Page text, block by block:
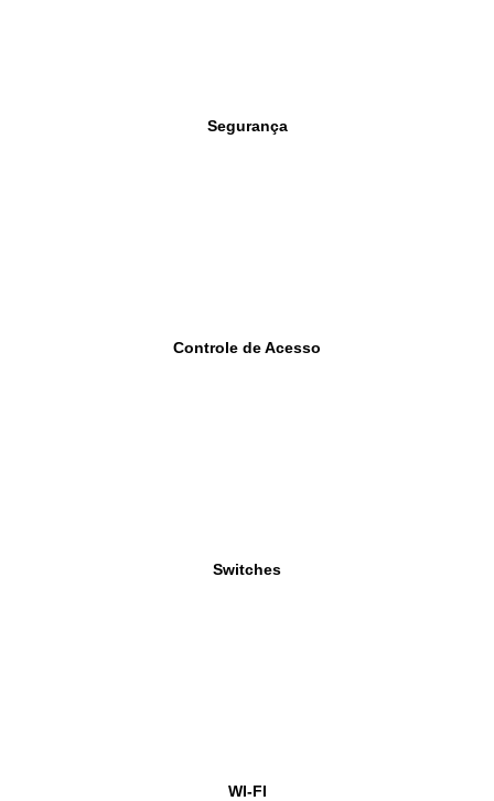
Segurança
Controle de Acesso
Switches
WI-FI